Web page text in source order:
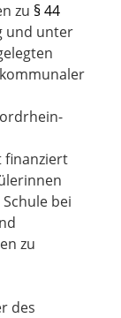
zu § 44
und unter
finanziert
bei
zu
des